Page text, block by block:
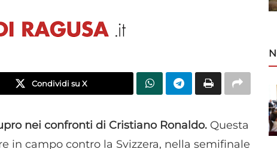
Condividi su X
nei confronti di Cristiano Ronaldo. Questa
in campo contro la Svizzera, nella semifinale